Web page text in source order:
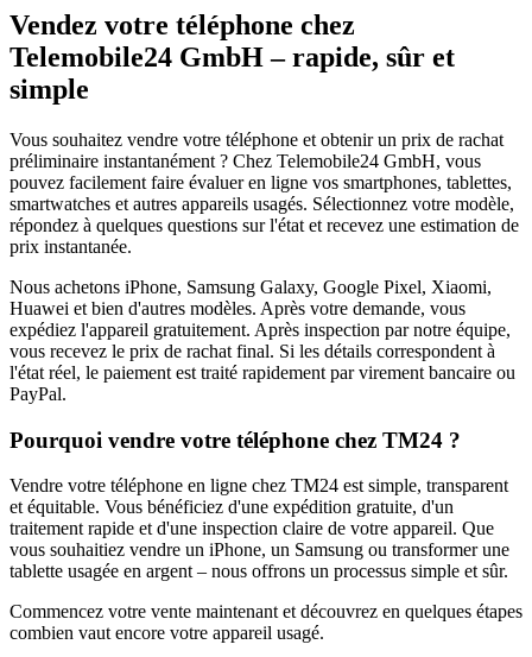
Vendez votre téléphone chez
Telemobile24 GmbH – rapide, sûr et
simple
Vous souhaitez vendre votre téléphone et obtenir un prix de rachat
préliminaire instantanément ? Chez Telemobile24 GmbH, vous
pouvez facilement faire évaluer en ligne vos smartphones, tablettes,
smartwatches et autres appareils usagés. Sélectionnez votre modèle,
répondez à quelques questions sur l'état et recevez une estimation de
prix instantanée.
Nous achetons iPhone, Samsung Galaxy, Google Pixel, Xiaomi,
Huawei et bien d'autres modèles. Après votre demande, vous
expédiez l'appareil gratuitement. Après inspection par notre équipe,
vous recevez le prix de rachat final. Si les détails correspondent à
l'état réel, le paiement est traité rapidement par virement bancaire ou
PayPal.
Pourquoi vendre votre téléphone chez TM24 ?
Vendre votre téléphone en ligne chez TM24 est simple, transparent
et équitable. Vous bénéficiez d'une expédition gratuite, d'un
traitement rapide et d'une inspection claire de votre appareil. Que
vous souhaitiez vendre un iPhone, un Samsung ou transformer une
tablette usagée en argent – nous offrons un processus simple et sûr.
Commencez votre vente maintenant et découvrez en quelques étapes
combien vaut encore votre appareil usagé.